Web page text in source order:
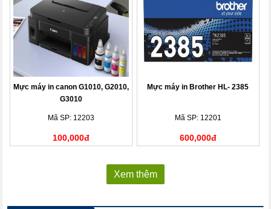
Mực máy in canon G1010, G2010,
G3010
Mã SP: 12203
100,000đ
Mực máy in Brother HL- 2385
Mã SP: 12201
600,000đ
Xem thêm